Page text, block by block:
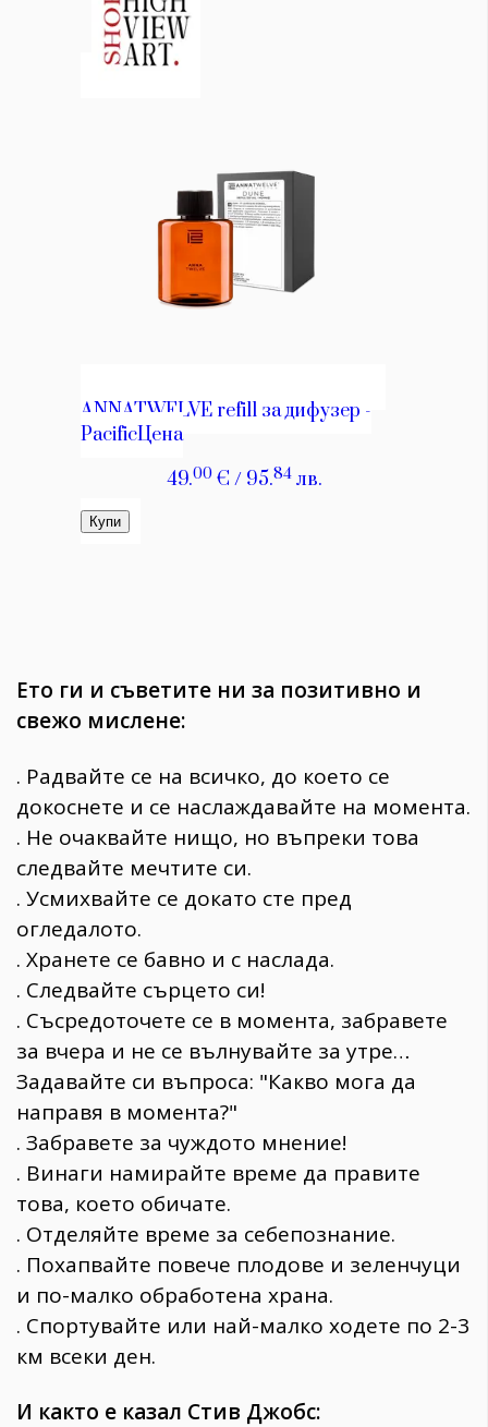
Ето ги и съветите ни за позитивно и
свежо мислене:
. Радвайте се на всичко, до което се
докоснете и се наслаждавайте на момента.
. Не очаквайте нищо, но въпреки това
следвайте мечтите си.
. Усмихвайте се докато сте пред
огледалото.
. Хранете се бавно и с наслада.
. Следвайте сърцето си!
. Съсредоточете се в момента, забравете
за вчера и не се вълнувайте за утре…
Задавайте си въпроса: "Какво мога да
направя в момента?"
. Забравете за чуждото мнение!
. Винаги намирайте време да правите
това, което обичате.
. Отделяйте време за себепознание.
. Похапвайте повече плодове и зеленчуци
и по-малко обработена храна.
. Спортувайте или най-малко ходете по 2-3
км всеки ден.
И както е казал Стив Джобс: